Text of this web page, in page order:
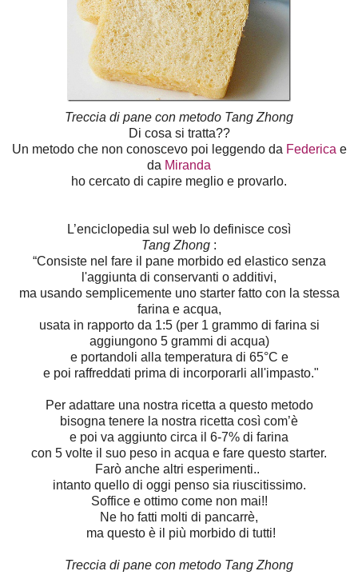
Treccia di pane con metodo Tang Zhong
Di cosa si tratta??
Un metodo che non conoscevo poi leggendo da Federica e
da Miranda
ho cercato di capire meglio e provarlo.
L’enciclopedia sul web lo definisce così
Tang Zhong :
“Consiste nel fare il pane morbido ed elastico senza
l'aggiunta di conservanti o additivi,
ma usando semplicemente uno starter fatto con la stessa
farina e acqua,
usata in rapporto da 1:5 (per 1 grammo di farina si
aggiungono 5 grammi di acqua)
e portandoli alla temperatura di 65°C e
e poi raffreddati prima di incorporarli all'impasto."
Per adattare una nostra ricetta a questo metodo
bisogna tenere la nostra ricetta così com’è
e poi va aggiunto circa il 6-7% di farina
con 5 volte il suo peso in acqua e fare questo starter.
Farò anche altri esperimenti..
intanto quello di oggi penso sia riuscitissimo.
Soffice e ottimo come non mai!!
Ne ho fatti molti di pancarrè,
ma questo è il più morbido di tutti!
Treccia di pane con metodo Tang Zhong